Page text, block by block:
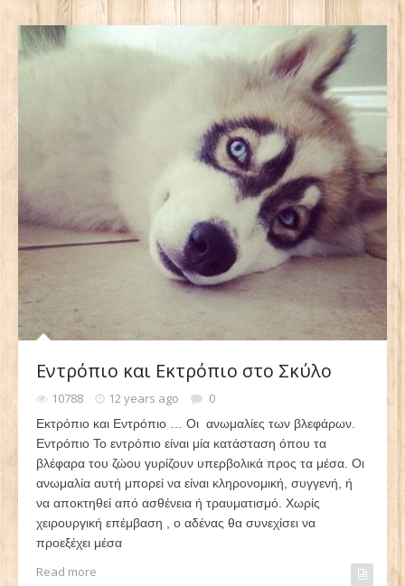
Εντρόπιο και Εκτρόπιο στο Σκύλο
10788 12 years ago 0
Εκτρόπιο και Εντρόπιο … Οι ανωμαλίες των βλεφάρων.
Εντρόπιο Το εντρόπιο είναι μία κατάσταση όπου τα
βλέφαρα του ζώου γυρίζουν υπερβολικά προς τα μέσα. Οι
ανωμαλία αυτή μπορεί να είναι κληρονομική, συγγενή, ή
να αποκτηθεί από ασθένεια ή τραυματισμό. Χωρίς
χειρουργική επέμβαση , ο αδένας θα συνεχίσει να
προεξέχει μέσα
Read more